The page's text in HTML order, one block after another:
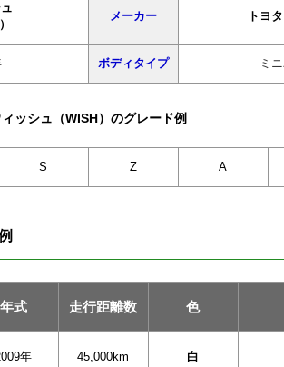
メーカー トヨ
ボディタイプ ミ
ィッシュ（WISH）のグレード例
S Z A
年式 走行距離数 色
年 45,000km 白